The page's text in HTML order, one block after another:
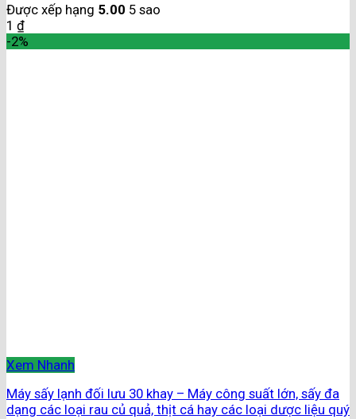
Được xếp hạng 5.00 5 sao
1 ₫
-2%
Xem Nhanh
Máy sấy lạnh đối lưu 30 khay – Máy công suất lớn, sấy đa
dạng các loại rau củ quả, thịt cá hay các loại dược liệu quý